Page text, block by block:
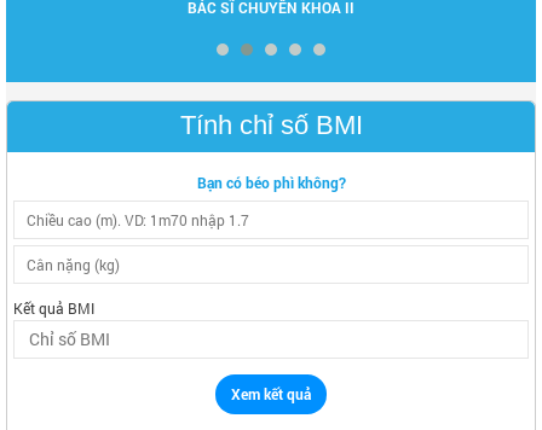
BÁC SĨ CHUYÊN KHOA II
Tính chỉ số BMI
Bạn có béo phì không?
Kết quả BMI
Xem kết quả